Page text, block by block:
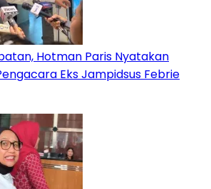
Hotman Paris Nyatakan
Eks Jampidsus Febrie